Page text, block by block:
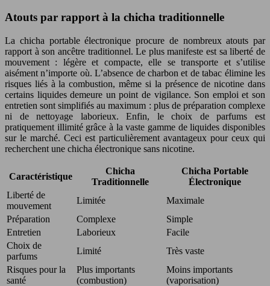
Atouts par rapport à la chicha traditionnelle
La chicha portable électronique procure de nombreux atouts par
rapport à son ancêtre traditionnel. Le plus manifeste est sa liberté de
mouvement : légère et compacte, elle se transporte et s’utilise
aisément n’importe où. L’absence de charbon et de tabac élimine les
risques liés à la combustion, même si la présence de nicotine dans
certains liquides demeure un point de vigilance. Son emploi et son
entretien sont simplifiés au maximum : plus de préparation complexe
ni de nettoyage laborieux. Enfin, le choix de parfums est
pratiquement illimité grâce à la vaste gamme de liquides disponibles
sur le marché. Ceci est particulièrement avantageux pour ceux qui
recherchent une chicha électronique sans nicotine.
Caractéristique
Chicha
Traditionnelle
Chicha Portable
Électronique
Liberté de
mouvement
Limitée
Maximale
Préparation
Complexe
Simple
Entretien
Laborieux
Facile
Choix de
parfums
Limité
Très vaste
Risques pour la
santé
Plus importants
(combustion)
Moins importants
(vaporisation)